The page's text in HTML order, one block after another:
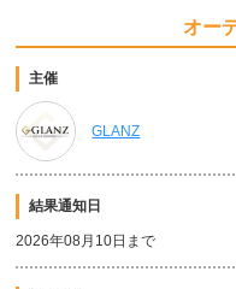
オー
主催
GLANZ
結果通知日
2026年08月10日まで